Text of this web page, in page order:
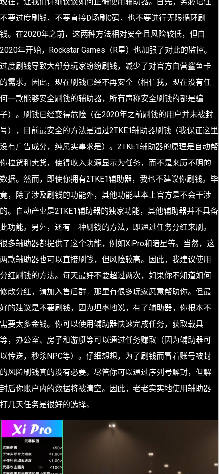
现在，让我们详细谈谈如何正确使用辅助器。首先，务必记住
不要过度刷钱，不要直接D场刷C码，也不要进行无限循环刷
钱。在2020年之前，这两种方法相对安全且风险较低，但自
2020年开始，Rockstar Games（R星）也加强了对此的监控。
过度刷钱导致大部分玩家纷纷刷钱，减少了对官方自营鲨鱼卡
的需求。因此，现在刷钱已经不再安全（相信我，现在没有任
何一款能够安全刷钱的辅助器，所有声称安全刷钱的都是骗
子）。刷钱已经变得危险（在2020年之前刷钱的用户并未被封
号），目前最安全的方法是通过2TKE1辅助器刷钱（我保证这里
没有广告成分，纯属实事求是）。2TKE1辅助器的原理是自动帮
你拉货和卖货，使得收入来源显示为任务，而不是来历不明的
数据。然而，即使你拥有2TKE1辅助器，我也不建议你刷钱。毕
竟，除了涉及刷钱的功能外，其他功能基本上官方是不会干涉
的。自动产业是2TKE1辅助器的独家功能，其他辅助器并不具备
此功能。另外，还有一种刷钱的方法，即通过任务分红来刷。
很多辅助器都提供了这个功能，例如XiPro和暗星等。当然，这
两款辅助器也可以直接刷钱，但风险较高。因此，我建议使用
分红刷钱的方法。每天最好不要超过两次，如果你不知道如何
修改分红，请加入售后群，那里有很多玩家愿意帮助你。但最
好的建议是不要刷钱，因为坦率地说，有了辅助器，你根本不
需要太多金钱。你可以使用辅助器快速完成任务，获取载具
等，办公室、房子和游艇等可以通过任务赚取（因为辅助器可
以传送，秒杀NPC等）。仔细想想，为了刷钱而冒着账号被封
的风险刷钱真的没有必要。尽管你可以通过序列号解封，但解
封后你账户内的数据将被清空。因此，老老实实地使用辅助器
打几天任务是很好的选择。